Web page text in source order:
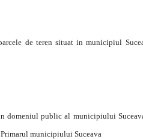
de teren situat in municipiul
domeniul public al municipiului
municipiului Suceava